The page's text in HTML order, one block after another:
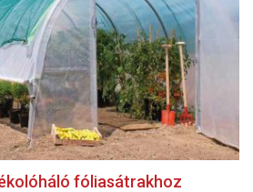
fóliasátrakhoz